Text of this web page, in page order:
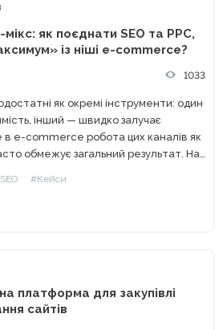
як поєднати SEO та PPC,
із ніші e-commerce?
1033
як окремі інструменти: один
інший — швидко залучає
в e-commerce робота цих каналів як
обмежує загальний результат. На
#Кейси
платформа для закупівлі
сайтів